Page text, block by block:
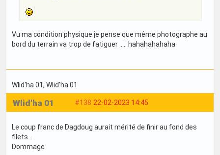
Vu ma condition physique je pense que même photographe au
bord du terrain va trop de fatiguer ..... hahahahahaha
Wlid'ha 01, Wlid'ha 01
#138 22-02-2023 14:45
Wlid'ha 01
Le coup franc de Dagdoug aurait mérité de finir au fond des
filets ..
Dommage